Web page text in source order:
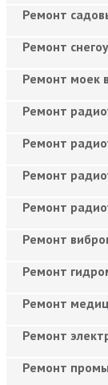
Ремонт
Ремонт
Ремонт моек
Ремонт
Ремонт
Ремонт
Ремонт
Ремонт
Ремонт
Ремонт
Ремонт
Ремонт